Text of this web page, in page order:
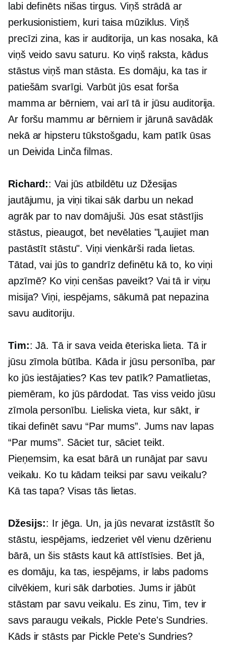
labi definētsnišas tirgus. Viņš strādā ar
perkusionistiem, kuri taisa mūziklus. Viņš
precīzi zina, kas ir auditorija, un kas nosaka, kā
viņš veido savu saturu. Ko viņš raksta, kādus
stāstus viņš man stāsta. Es domāju, ka tas ir
patiešām svarīgi. Varbūt jūs esat forša
mamma ar bērniem, vai arī tā ir jūsu auditorija.
Ar foršu mammu ar bērniem ir jārunā savādāk
nekā ar hipsteru tūkstošgadu, kam patīk ūsas
un Deivida Linča filmas.
Richard:: Vai jūs atbildētu uz Džesijas
jautājumu, ja viņi tikai sāk darbu un nekad
agrāk par to nav domājuši. Jūs esat stāstījis
stāstus, pieaugot, bet nevēlaties "Ļaujiet man
pastāstīt stāstu". Viņi vienkārši rada lietas.
Tātad, vai jūs to gandrīz definētu kā to, ko viņi
apzīmē? Ko viņi cenšas paveikt? Vai tā ir viņu
misija? Viņi, iespējams, sākumā pat nepazina
savu auditoriju.
Tim:: Jā. Tā ir sava veida ēteriska lieta. Tā ir
jūsu zīmola būtība. Kāda ir jūsu personība, par
ko jūs iestājaties? Kas tev patīk? Pamatlietas,
piemēram, ko jūs pārdodat. Tas viss veido jūsu
zīmola personību. Lieliska vieta, kur sākt, ir
tikai definēt savu “Par mums”. Jums nav lapas
“Par mums”. Sāciet tur, sāciet teikt.
Pieņemsim, ka esat bārā un runājat par savu
veikalu. Ko tu kādam teiksi par savu veikalu?
Kā tas tapa? Visas tās lietas.
Džesijs:: Ir jēga. Un, ja jūs nevarat izstāstīt šo
stāstu, iespējams, iedzeriet vēl vienu dzērienu
bārā, un šis stāsts kaut kā attīstīsies. Bet jā,
es domāju, ka tas, iespējams, ir labs padoms
cilvēkiem, kuri sāk darboties. Jums ir jābūt
stāstam par savu veikalu. Es zinu, Tim, tev ir
savs paraugu veikals, Pickle Pete's Sundries.
Kāds ir stāsts par Pickle Pete's Sundries?